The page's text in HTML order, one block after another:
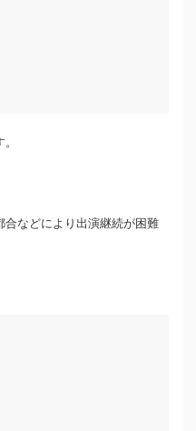
などにより出演継続が困難